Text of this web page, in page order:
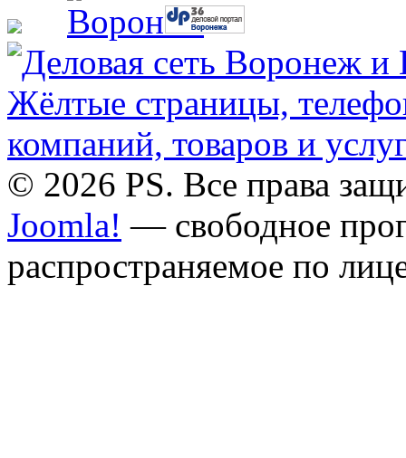
© 2026 PS. Все права
Joomla! — свободное
распространяемое по